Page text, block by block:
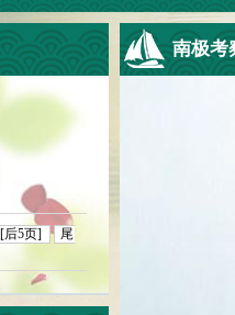
[后5页]
尾
南极